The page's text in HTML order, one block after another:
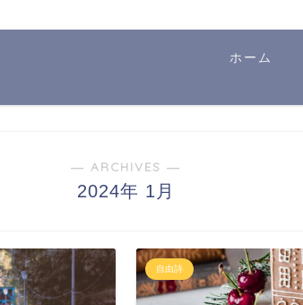
ホーム
― ARCHIVES ―
2024年 1月
自由詩